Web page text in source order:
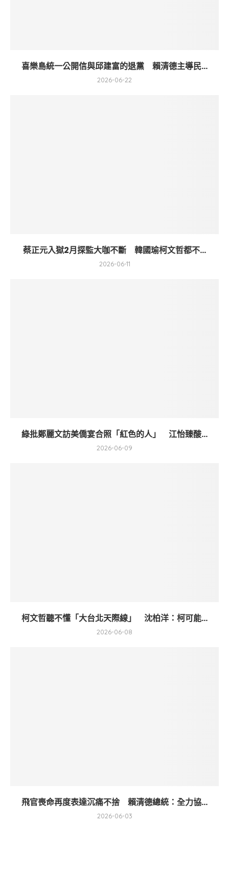
喜樂島統一公開信與邱建富的退黨 賴清德主導民...
2026-06-22
蔡正元入獄2月探監大咖不斷 韓國瑜柯文哲都不...
2026-06-11
綠批鄭麗文訪美僑宴合照「紅色的人」 江怡臻酸...
2026-06-09
柯文哲聽不懂「大台北天際線」 沈柏洋：柯可能...
2026-06-08
飛官喪命再度表達沉痛不捨 賴清德總統：全力協...
2026-06-03